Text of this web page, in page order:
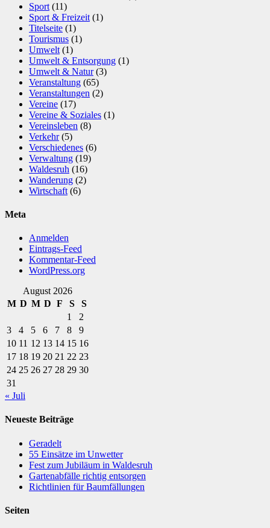
Sport (11)
Sport & Freizeit (1)
Titelseite (1)
Tourismus (1)
Umwelt (1)
Umwelt & Entsorgung (1)
Umwelt & Natur(3)
Veranstaltung (65)
Veranstaltungen (2)
Vereine (17)
Vereine & Soziales (1)
Vereinsleben (8)
Verkehr(5)
Verschiedenes (6)
Verwaltung (19)
Waldesruh (16)
Wanderung (2)
Wirtschaft (6)
Meta
Anmelden
Eintrags-Feed
Kommentar-Feed
WordPress.org
August 2026
M D M D F S
S
1
2
3
4 5 6 7 8
9
10 11 12 13 14 15 16
17 18 19 20 21 22 23
24 25 26 27 28 29 30
31
« Juli
Neueste Beiträge
Geradelt
​55 Einsätze im Unwetter
Fest zum Jubiläum in Waldesruh
Gartenabfälle richtig entsorgen
Richtlinien für Baumfällungen
Seiten